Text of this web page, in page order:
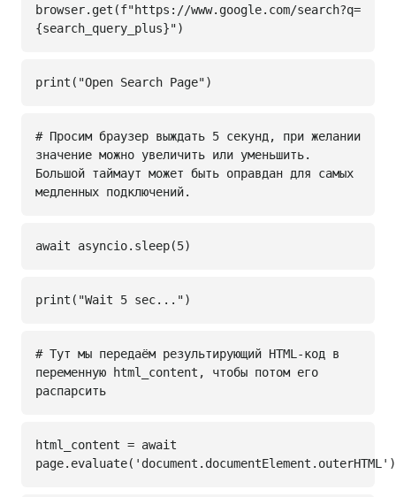
browser.get(f"https://www.google.com/search?q=
{search_query_plus}")
print("Open Search Page")
# Просим браузер выждать 5 секунд, при желании
значение можно увеличить или уменьшить.
Большой таймаут может быть оправдан для самых
медленных подключений.
await asyncio.sleep(5)
print("Wait 5 sec...")
# Тут мы передаём результирующий HTML-код в
переменную html_content, чтобы потом его
распарсить
html_content = await
page.evaluate('document.documentElement.outerHTML')